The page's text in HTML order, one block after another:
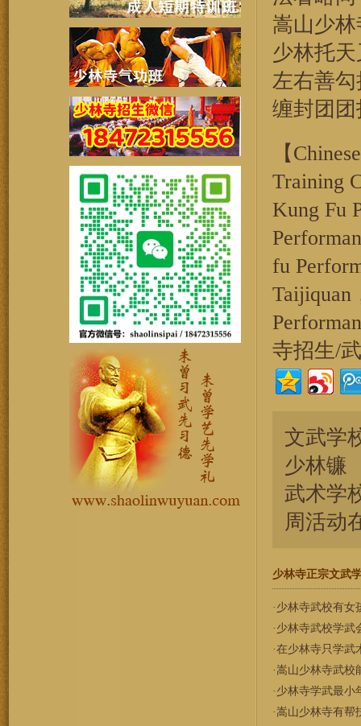
嵩山少
少林托
左右善
缠封团
【
Training
Kung Fu
fu
Taijiquan
寺招生/
文武学
少林镰
武术学
周活动
少林寺正宗文武
· 少林寺武校有女
· 少林寺武校学武
·在少林寺只学武
·嵩山少林寺武校
· 少林寺学武最小
·嵩山少林寺有帮